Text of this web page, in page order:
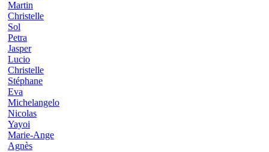
Martin
Christelle
Sol
Petra
Jasper
Lucio
Christelle
Stéphane
Eva
Michelangelo
Nicolas
Yayoi
Marie-Ange
Agnès